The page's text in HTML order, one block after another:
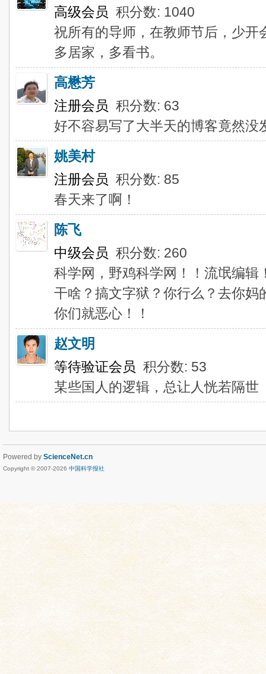
高级会员 积分数: 1040
祝所有的导师，在教师节后，少
多居家，多看书。
高懋芳
注册会员 积分数: 63
好不容易写了大半天的博客竟然没
姚美村
注册会员 积分数: 85
春天来了啊！
陈飞
中级会员 积分数: 260
科学网，野鸡科学网！！流氓编
干啥？搞文字狱？你行么？去你
你们就恶心！！
赵文明
等待验证会员 积分数: 53
某些国人的逻辑，总让人恍若隔世
Powered by ScienceNet.cn
Copyright © 2007-2026 中国科学报社